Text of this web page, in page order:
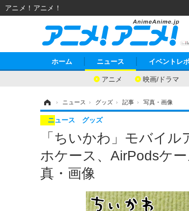
ホーム ニュース
アニメ 映画/ドラマ
イベントレ
› ニュース › グッズ › 記事 › 写真・画像
「ちいかわ」モバイ
ホケース、AirPodsケ
真・画像
ニュース グッズ
アニメ！アニメ！